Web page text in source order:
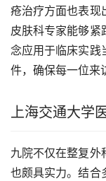
疮治疗方面也表现
皮肤科专家能够紧
念应用于临床实践
件，确保每一位来
上海交通大学
九院不仅在整复外
也颇具实力。结合